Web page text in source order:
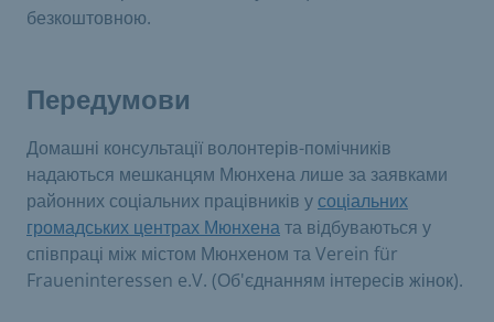
безкоштовною.
Передумови
Домашні консультації волонтерів-помічників
надаються мешканцям Мюнхена лише за заявками
районних соціальних працівників у соціальних
громадських центрах Мюнхената відбуваються у
співпраці між містом Мюнхеном та Verein für
Fraueninteressen e.V. (Об'єднанням інтересів жінок).